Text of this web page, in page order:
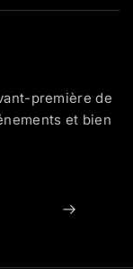
première de
et bien